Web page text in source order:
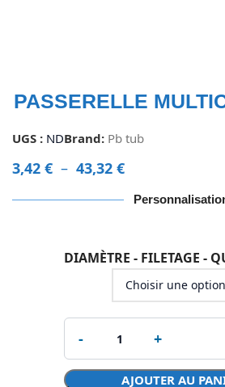
PASSERELLE
UGS : NDBrand: Pb tub
3,42 € – 43,32 €
DIAMÈTRE - FILETAGE -
AJOUTER AU